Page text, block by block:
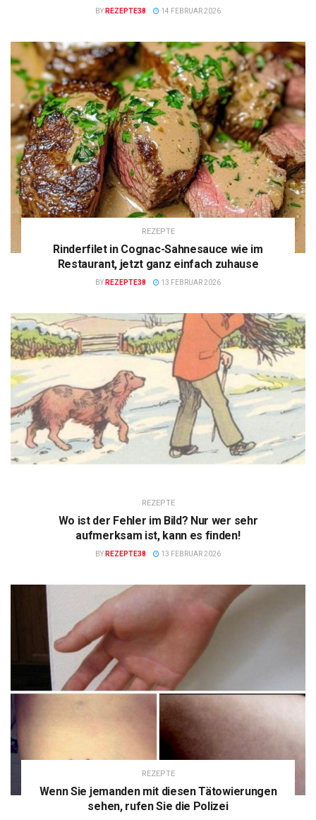
BY REZEPTE38 14 FEBRUAR 2026
REZEPTE
Rinderfilet in Cognac-Sahnesauce wie im
Restaurant, jetzt ganz einfach zuhause
BY REZEPTE38 13 FEBRUAR 2026
REZEPTE
Wo ist der Fehler im Bild? Nur wer sehr
aufmerksam ist, kann es finden!
BY REZEPTE38 13 FEBRUAR 2026
REZEPTE
Wenn Sie jemanden mit diesen Tätowierungen
sehen, rufen Sie die Polizei